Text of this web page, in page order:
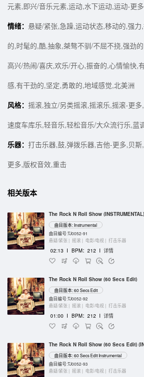
元素,即兴/音乐元素,运动,水下运动,运动-更
情绪： 悬疑/紧张,急躁,运动状态,移动的,强
的,时髦的,酷,抽象,桀骜不驯/不屈不挠,强劲
高兴/热闹/喜庆,欢乐/开心,振奋的,心情愉快,
感,有干劲的,坚定,勇敢的,地域感觉,北美洲
风格： 摇滚,独立/另类摇滚,摇滚乐,摇滚-更
速度车库乐,轻音乐,轻松音乐/大众流行乐,蓝
乐器： 打击乐器,鼓,弹拨乐器,吉他-更多,贝
更多,版权音效,重击
相关版本
The Rock N Roll Show (INSTRUMENTAL)
曲目版本: Instrumental
曲目编号:TJ0052-91
悬疑/紧张 | 摇滚 | 电影/电视 | 打击乐器
02:13 I BPM：212 I 详情
The Rock N Roll Show (60 Secs Edit)
曲目版本: 60 Secs Edit
曲目编号:TJ0052-92
悬疑/紧张 | 摇滚 | 电影/电视 | 打击乐器
01:00 I BPM：212 I 详情
The Rock N Roll Show (60 Secs Edit)
曲目版本: 60 Secs Edit Instrumental
曲目编号:TJ0052-93
悬疑/紧张 | 摇滚 | 电影/电视 | 打击乐器